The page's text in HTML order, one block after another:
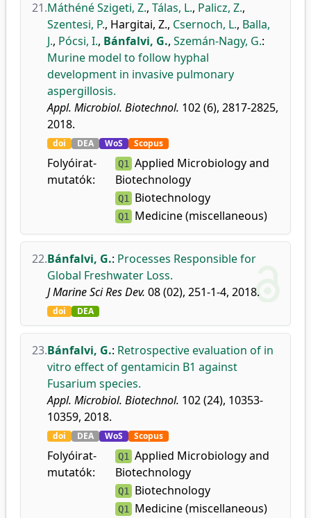
21.Máthéné Szigeti, Z., Tálas, L., Palicz, Z.,
Szentesi, P., Hargitai, Z., Csernoch, L., Balla,
J., Pócsi, I., Bánfalvi, G., Szemán-Nagy, G.:
Murine model to follow hyphal
development in invasive pulmonary
aspergillosis.
Appl. Microbiol. Biotechnol. 102 (6), 2817-2825,
2018.
doi DEA WoS Scopus
Folyóirat-
mutatók:
Q1
Applied Microbiology and
Biotechnology
Q1 Biotechnology
Q1 Medicine (miscellaneous)
22.Bánfalvi, G.: Processes Responsible for
Global Freshwater Loss.
J Marine Sci Res Dev. 08 (02), 251-1-4, 2018.
doi DEA
23.Bánfalvi, G.: Retrospective evaluation of in
vitro effect of gentamicin B1 against
Fusarium species.
Appl. Microbiol. Biotechnol. 102 (24), 10353-
10359, 2018.
doi DEA WoS Scopus
Folyóirat-
mutatók:
Q1
Applied Microbiology and
Biotechnology
Q1 Biotechnology
Q1 Medicine (miscellaneous)